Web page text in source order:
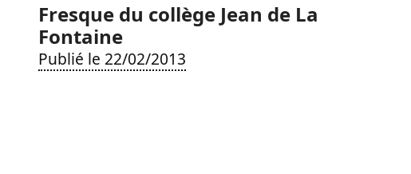
Fresque du collège Jean de La
Fontaine
Publié le 22/02/2013